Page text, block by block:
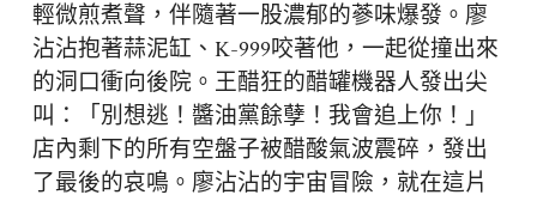
輕微煎煮聲，伴隨著一股濃郁的蔘味爆發。廖
沾沾抱著蒜泥缸、K-999咬著他，一起從撞出來
的洞口衝向後院。王醋狂的醋罐機器人發出尖
叫：「別想逃！醬油黨餘孽！我會追上你！」
店內剩下的所有空盤子被醋酸氣波震碎，發出
了最後的哀鳴。廖沾沾的宇宙冒險，就在這片